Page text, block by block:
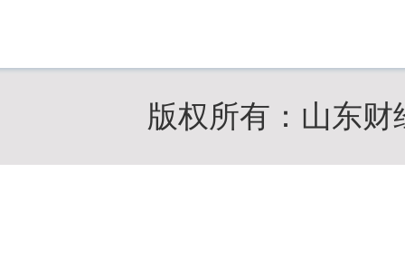
版权所有：山东